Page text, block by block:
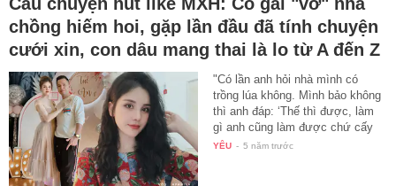
chồng hiếm hoi, gặp lần đầu đã tính chuyện
cưới xin, con dâu mang thai là lo từ A đến Z
"Có lần anh hỏi nhà mình có
trồng lúa không. Mình bảo không
thì anh đáp: ‘Thế thì được, làm
gì anh cũng làm được chứ cấy
là…
YÊU - 5 năm trước